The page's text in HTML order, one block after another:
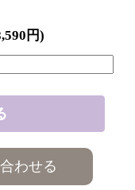
円)
わせる